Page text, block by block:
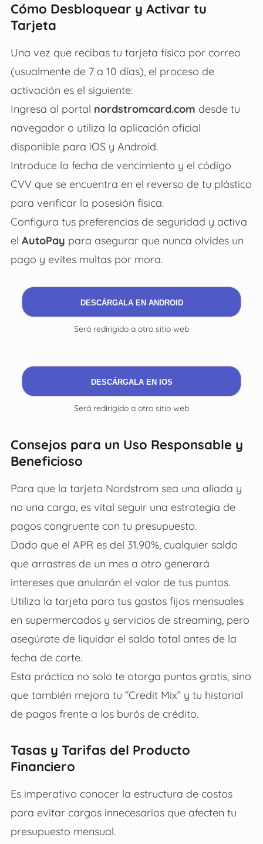
Cómo Desbloquear y Activar tu
Tarjeta
Una vez que recibas tu tarjeta física por correo
(usualmente de 7 a 10 días), el proceso de
activación es el siguiente:
Ingresa al portal nordstromcard.com desde tu
navegador o utiliza la aplicación oficial
disponible para iOS y Android.
Introduce la fecha de vencimiento y el código
CVV que se encuentra en el reverso de tu plástico
para verificar la posesión física.
Configura tus preferencias de seguridad y activa
el AutoPay para asegurar que nunca olvides un
pago y evites multas por mora.
DESCÁRGALA EN ANDROID
Será redirigido a otro sitio web
DESCÁRGALA EN IOS
Será redirigido a otro sitio web
Consejos para un Uso Responsable y
Beneficioso
Para que la tarjeta Nordstrom sea una aliada y
no una carga, es vital seguir una estrategia de
pagos congruente con tu presupuesto.
Dado que el APR es del 31.90%, cualquier saldo
que arrastres de un mes a otro generará
intereses que anularán el valor de tus puntos.
Utiliza la tarjeta para tus gastos fijos mensuales
en supermercados y servicios de streaming, pero
asegúrate de liquidar el saldo total antes de la
fecha de corte.
Esta práctica no solo te otorga puntos gratis, sino
que también mejora tu “Credit Mix” y tu historial
de pagos frente a los burós de crédito.
Tasas y Tarifas del Producto
Financiero
Es imperativo conocer la estructura de costos
para evitar cargos innecesarios que afecten tu
presupuesto mensual.